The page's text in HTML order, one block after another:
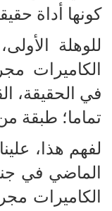
كونها أداة
للوهلة
الكاميرات
في الحقيقة،
تماما؛ طبقة
لفهم هذا،
الماضي في
الكاميرات